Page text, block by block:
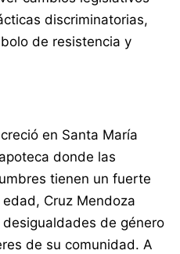
discriminatorias,
de resistencia y
en Santa María
donde las
tienen un fuerte
Cruz Mendoza
de género
de su comunidad. A